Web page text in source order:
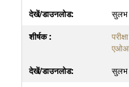
सुलभ
सुलभ